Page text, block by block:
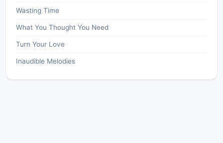
Wasting Time
What You Thought You Need
Turn Your Love
Inaudible Melodies